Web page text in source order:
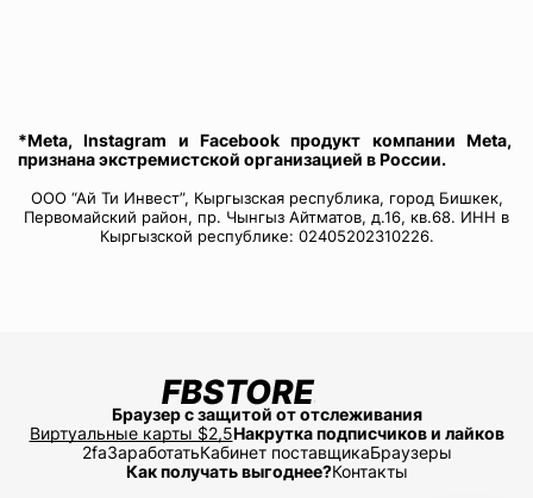
*Meta, Instagram и Facebook продукт компании Meta,
признана экстремистской организацией в России.
ООО “Ай Ти Инвест”, Кыргызская республика, город Бишкек,
Первомайский район, пр. Чынгыз Айтматов, д.16, кв.68. ИНН в
Кыргызской республике: 02405202310226.
Браузер с защитой от отслеживания
Виртуальные карты $2,5Накрутка подписчиков и лайков
2faЗаработатьКабинет поставщикаБраузеры
Как получать выгоднее?Контакты